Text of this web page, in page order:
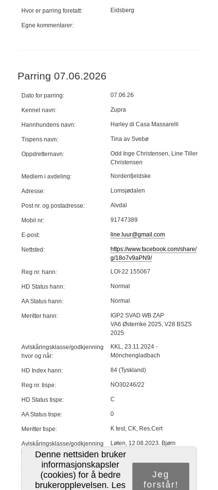
Hvor er parring foretatt: Eidsberg
Egne kommentarer:
Parring 07.06.2026
Dato for parring: 07.06.26
Kennel navn: Zupra
Hannhundens navn: Harley di Casa Massarelli
Tispens navn: Tina av Svebø
Oppdretternavn:
Odd Inge Christensen, Line Tiller
Christensen
Medlem i avdeling: Nordenfjeldske
Adresse: Lomsjødalen
Post nr. og postadresse: Alvdal
Mobil nr: 91747389
E-post: line.luur@gmail.com
Nettsted: https://www.facebook.com/share/
g/18o7v9aPN9/
Reg nr. hann: LOI-22 155067
HD Status hann: Normal
AA Status hann: Normal
Meritter hann:
IGP2 SVAD WB ZAP
VA6 Østerrike 2025, V28 BSZS
2025
Avlskåringsklasse/godkjenning
hvor og når:
KKL, 23.11.2024 -
Mönchengladbach
HD Index hann: 84 (Tyskland)
Reg nr. tispe: NO30246/22
HD Status tispe: C
AA Status tispe: 0
Meritter tispe: K test, CK, Res.Cert
Avlskåringsklasse/godkjenning
hvor og når:
Løten, 12.08.2023. Bjørn
Lundberget.
HD Index tispe: 99
Hvor er parring foretatt: Arendal
Denne nettsiden bruker
informasjonskapsler
(cookies) for å bedre
brukeropplevelsen. Les
Jeg
forstår!